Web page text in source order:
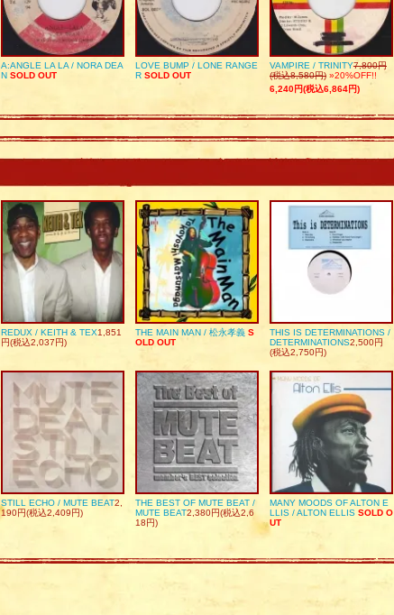
A:ANGLE LA LA / NORA DEA
N SOLD OUT
LOVE BUMP / LONE RANGE
R SOLD OUT
VAMPIRE / TRINITY7,800円
(税込8,580円) »20%OFF!!
6,240円(税込6,864円)
REDUX / KEITH & TEX1,851
円(税込2,037円)
THE MAIN MAN / 松永孝義 S
OLD OUT
THIS IS DETERMINATIONS /
DETERMINATIONS2,500円
(税込2,750円)
STILL ECHO / MUTE BEAT2,
190円(税込2,409円)
THE BEST OF MUTE BEAT /
MUTE BEAT2,380円(税込2,6
18円)
MANY MOODS OF ALTON E
LLIS / ALTON ELLIS SOLD O
UT